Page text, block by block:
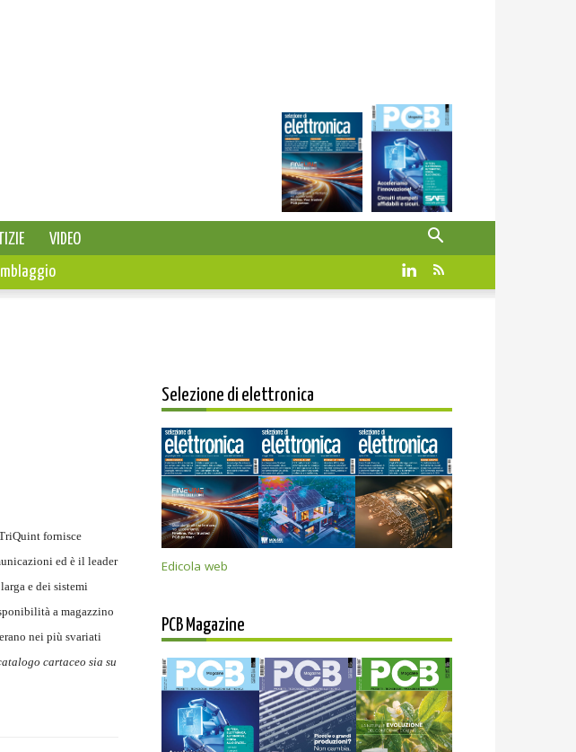
VIDEO
fornisce
ed è il leader
e dei sistemi
a magazzino
nei più svariati
cartaceo sia su
Selezione di elettronica
Edicola web
PCB Magazine